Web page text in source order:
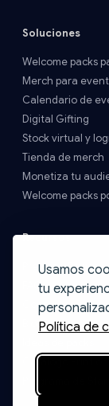
Usamos
tu
Política de
Soluciones
Welcome packs
Merch para
Calendario de
Digital Gifting
Stock virtual y
Tienda de merch
Monetiza tu
Welcome packs
Recursos
Precios y Envíos
FAQs
Contacto
Blog
Catálogo Print on